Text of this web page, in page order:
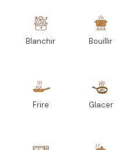
Blanchir Bouillir
Frire Glacer